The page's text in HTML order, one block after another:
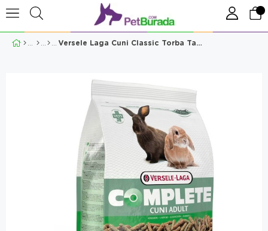
Versele Laga Cuni Classic Torba Tavşan Yemi 1,7 Kg